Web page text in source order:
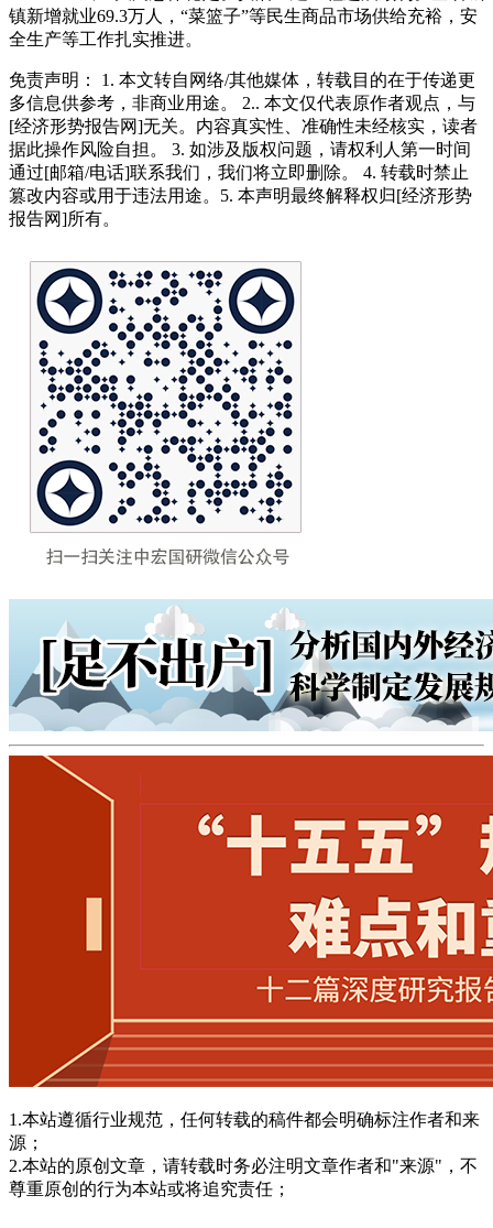
镇新增就业69.3万人，“菜篮子”等民生商品市场供给充裕，安
全生产等工作扎实推进。
免责声明： 1. 本文转自网络/其他媒体，转载目的在于传递更
多信息供参考，非商业用途。 2.. 本文仅代表原作者观点，与
[经济形势报告网]无关。内容真实性、准确性未经核实，读者
据此操作风险自担。 3. 如涉及版权问题，请权利人第一时间
通过[邮箱/电话]联系我们，我们将立即删除。 4. 转载时禁止
篡改内容或用于违法用途。5. 本声明最终解释权归[经济形势
报告网]所有。
1.本站遵循行业规范，任何转载的稿件都会明确标注作者和来
源；
2.本站的原创文章，请转载时务必注明文章作者和"来源"，不
尊重原创的行为本站或将追究责任；